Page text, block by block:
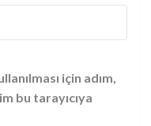
için adım,
bu tarayıcıya